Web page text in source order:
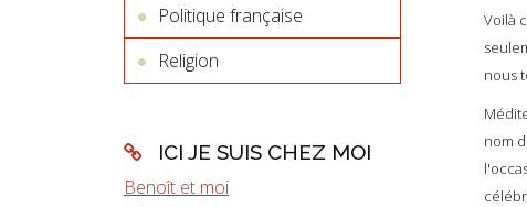
Politique française
Religion
ICI JE SUIS CHEZ MOI
Benoît et moi
Voilà
nous
nom